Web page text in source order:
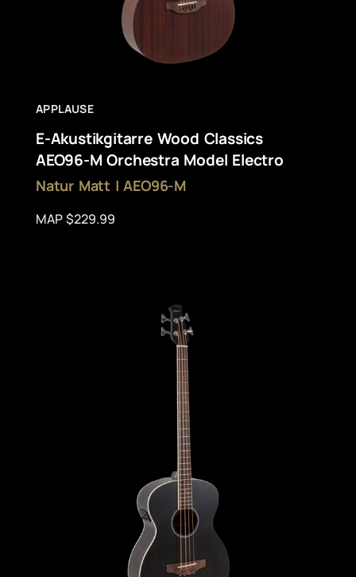
APPLAUSE
E-Akustikgitarre Wood Classics
AEO96-M Orchestra Model Electro
Natur Matt | AEO96-M
MAP $229.99